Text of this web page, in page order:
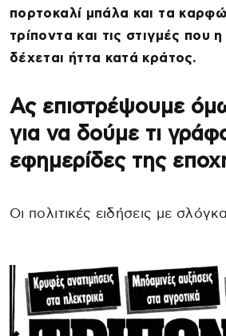
πορτοκαλί μπάλα και τα
τρίποντα και τις στιγμές που
δέχεται ήττα κατά κράτος.
Ας επιστρέψουμε
για να δούμε τι
εφημερίδες της
Οι πολιτικές ειδήσεις με